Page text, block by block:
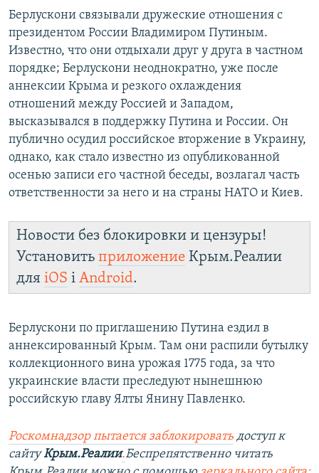
Берлускони связывали дружеские отношения с
президентом России Владимиром Путиным.
Известно, что они отдыхали друг у друга в частном
порядке; Берлускони неоднократно, уже после
аннексии Крыма и резкого охлаждения
отношений между Россией и Западом,
высказывался в поддержку Путина и России. Он
публично осудил российское вторжение в Украину,
однако, как стало известно из опубликованной
осенью записи его частной беседы, возлагал часть
ответственности за него и на страны НАТО и Киев.
Новости без блокировки и цензуры!
Установить приложение Крым.Реалии
для iOS і Android.
Берлускони по приглашению Путина ездил в
аннексированный Крым. Там они распили бутылку
коллекционного вина урожая 1775 года, за что
украинские власти преследуют нынешнюю
российскую главу Ялты Янину Павленко.
Роскомнадзор пытается заблокировать доступ к
сайтуКрым.Реалии.Беспрепятственно читать